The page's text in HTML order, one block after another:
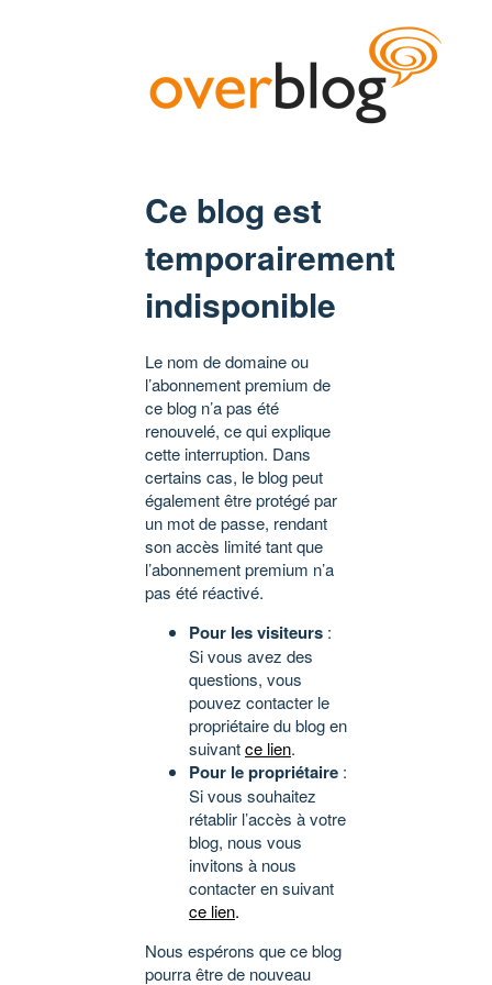
Ce blog est
temporairement
indisponible
Le nom de domaine ou
l’abonnement premium de
ce blog n’a pas été
renouvelé, ce qui explique
cette interruption. Dans
certains cas, le blog peut
également être protégé par
un mot de passe, rendant
son accès limité tant que
l’abonnement premium n’a
pas été réactivé.
Pour les visiteurs :
Si vous avez des
questions, vous
pouvez contacter le
propriétaire du blog en
suivantce lien.
Pour le propriétaire :
Si vous souhaitez
rétablir l’accès à votre
blog, nous vous
invitons à nous
contacter en suivant
ce lien.
Nous espérons que ce blog
pourra être de nouveau